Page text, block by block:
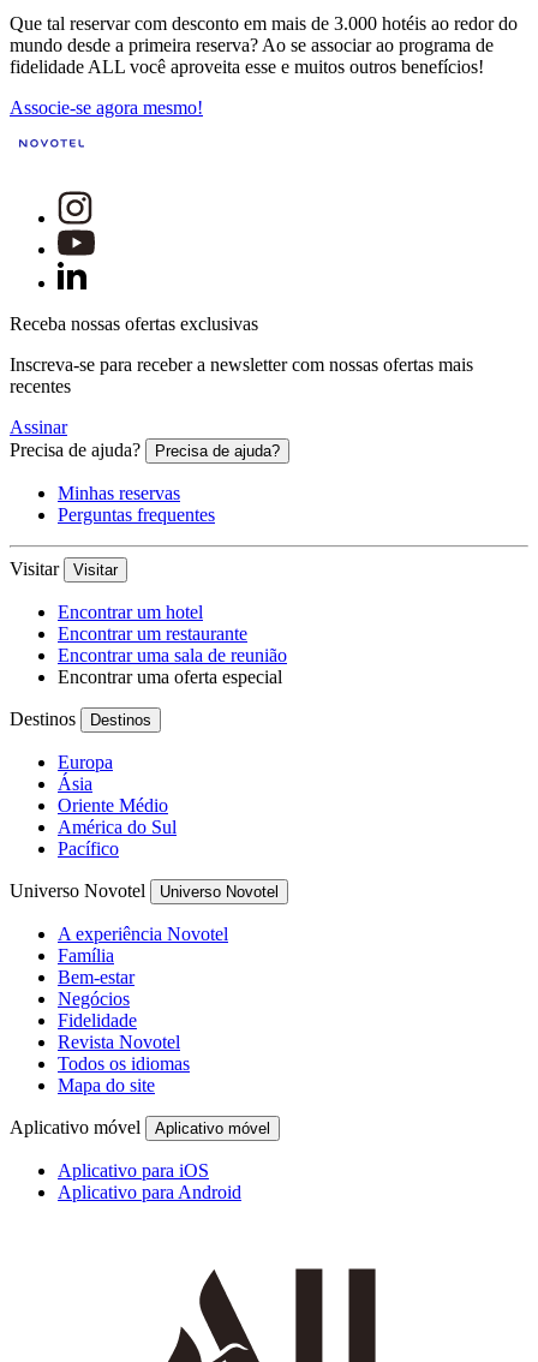
Que tal reservar com desconto em mais de 3.000 hotéis ao redor do
mundo desde a primeira reserva? Ao se associar ao programa de
fidelidade ALL você aproveita esse e muitos outros benefícios!
Associe-se agora mesmo!
Receba nossas ofertas exclusivas
Inscreva-se para receber a newsletter com nossas ofertas mais
recentes
Assinar
Precisa de ajuda?
Precisa de ajuda?
Minhas reservas
Perguntas frequentes
Visitar Visitar
Encontrar um hotel
Encontrar um restaurante
Encontrar uma sala de reunião
Encontrar uma oferta especial
Destinos Destinos
Europa
Ásia
Oriente Médio
América do Sul
Pacífico
Universo Novotel Universo Novotel
A experiência Novotel
Família
Bem-estar
Negócios
Fidelidade
Revista Novotel
Todos os idiomas
Mapa do site
Aplicativo móvel Aplicativo móvel
Aplicativo para iOS
Aplicativo para Android